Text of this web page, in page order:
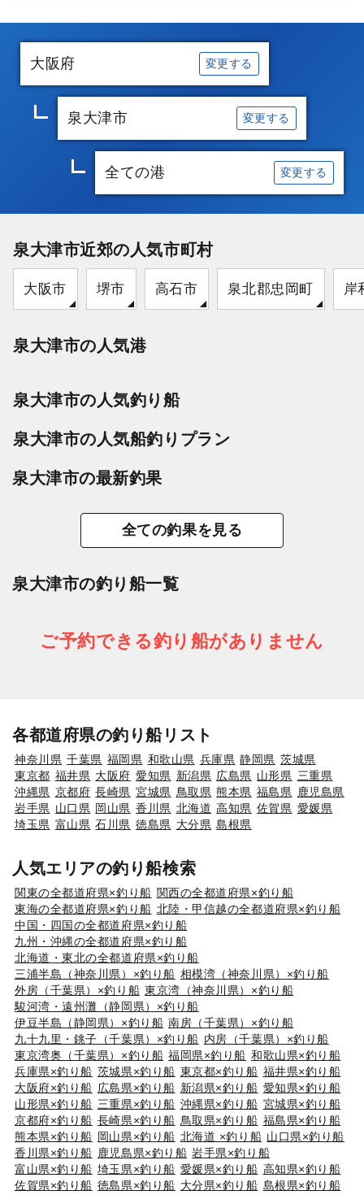
大阪府 変更する
泉大津市 変更する
全ての港 変更する
泉大津市近郊の人気市町村
大阪市 堺市 高石市 泉北郡忠岡町 岸
泉大津市の人気港
泉大津市の人気釣り船
泉大津市の人気船釣りプラン
泉大津市の最新釣果
全ての釣果を見る
泉大津市の釣り船一覧
ご予約できる釣り船がありません
各都道府県の釣り船リスト
神奈川県 千葉県 福岡県 和歌山県 兵庫県 静岡県 茨城県
東京都 福井県 大阪府 愛知県 新潟県 広島県 山形県 三重県
沖縄県 京都府 長崎県 宮城県 鳥取県 熊本県 福島県
鹿児島県
岩手県 山口県 岡山県 香川県 北海道 高知県 佐賀県 愛媛県
埼玉県 富山県 石川県 徳島県 大分県 島根県
人気エリアの釣り船検索
関東の全都道府県×釣り船 関西の全都道府県×釣り船
東海の全都道府県×釣り船 北陸・甲信越の全都道府県×釣り船
中国・四国の全都道府県×釣り船
九州・沖縄の全都道府県×釣り船
北海道・東北の全都道府県×釣り船
三浦半島（神奈川県）×釣り船 相模湾（神奈川県）×釣り船
外房（千葉県）×釣り船 東京湾（神奈川県）×釣り船
駿河湾・遠州灘（静岡県）×釣り船
伊豆半島（静岡県）×釣り船 南房（千葉県）×釣り船
九十九里・銚子（千葉県）×釣り船 内房（千葉県）×釣り船
東京湾奥（千葉県）×釣り船 福岡県×釣り船 和歌山県×釣り船
兵庫県×釣り船 茨城県×釣り船 東京都×釣り船 福井県×釣り船
大阪府×釣り船 広島県×釣り船 新潟県×釣り船 愛知県×釣り船
山形県×釣り船 三重県×釣り船 沖縄県×釣り船 宮城県×釣り船
京都府×釣り船 長崎県×釣り船 鳥取県×釣り船 福島県×釣り船
熊本県×釣り船 岡山県×釣り船 北海道 ×釣り船 山口県×釣り船
香川県×釣り船 鹿児島県×釣り船 岩手県×釣り船
富山県×釣り船 埼玉県×釣り船 愛媛県×釣り船 高知県×釣り船
佐賀県×釣り船 徳島県×釣り船 大分県×釣り船 島根県×釣り船